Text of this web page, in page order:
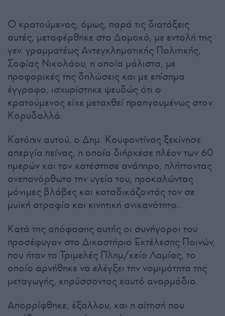
Ο κρατούμενος, όμως, παρά τις διατάξεις
αυτές, μεταφέρθηκε στο Δομοκό, με εντολή της
γεν. γραμματέως Αντεγκληματικής Πολιτικής,
Σοφίας Νικολάου, η οποία μάλιστα, με
προφορικές της δηλώσεις και με επίσημα
έγγραφα, ισχυρίστηκε ψευδώς ότι ο
κρατούμενος είχε μεταχθεί προηγουμένως στον
Κορυδαλλό.
Κατόπιν αυτού, ο Δημ. Κουφοντίνας ξεκίνησε
απεργία πείνας, η οποία διήρκεσε πλέον των 60
ημερών και τον κατέστησε ανάπηρο, πλήττοντας
ανεπανόρθωτα την υγεία του, προκαλώντας
μόνιμες βλάβες και καταδικάζοντάς τον σε
μυϊκή ατροφία και κινητική ανικανότητα.
Κατά της απόφασης αυτής οι συνήγοροι του
προσέφυγαν στο Δικαστήριο Εκτέλεσης Ποινών,
που ήταν το Τριμελές Πλημ/κείο Λαμίας, το
οποίο αρνήθηκε να ελέγξει την νομιμότητα της
μεταγωγής, κηρύσσοντας εαυτό αναρμόδιο.
Απορρίφθηκε, έξαλλου, και η αίτησή που